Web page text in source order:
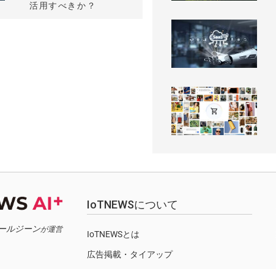
活用すべきか？
ルジーンが運営
IoTNEWSについて
IoTNEWSとは
広告掲載・タイアップ